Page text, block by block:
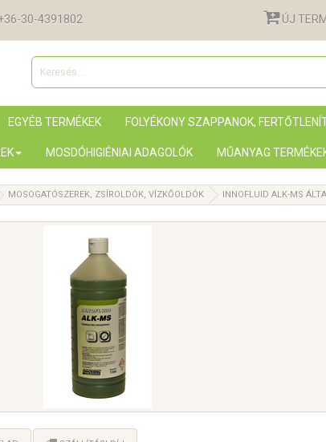
30-4391802 ÚJ
EGYÉB TERMÉKEK FOLYÉKONY SZAPPANOK,
MOSDÓHIGIÉNIAI ADAGOLÓK MŰANYAG
MOSOGATÓSZEREK, ZSÍROLDÓK, VÍZKŐOLDÓK INNOFLUID ALK-MS